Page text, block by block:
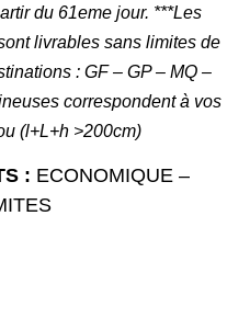
du 61eme jour. ***Les
livrables sans limites de
: GF – GP – MQ –
correspondent à vos
(l+L+h >200cm)
: ECONOMIQUE –